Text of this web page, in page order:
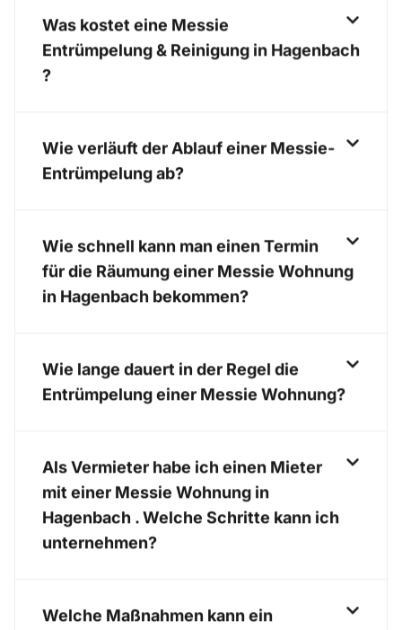
Was kostet eine Messie
Entrümpelung & Reinigung in Hagenbach
?
Wie verläuft der Ablauf einer Messie-
Entrümpelung ab?
Wie schnell kann man einen Termin
für die Räumung einer Messie Wohnung
in Hagenbach bekommen?
Wie lange dauert in der Regel die
Entrümpelung einer Messie Wohnung?
Als Vermieter habe ich einen Mieter
mit einer Messie Wohnung in
Hagenbach . Welche Schritte kann ich
unternehmen?
Welche Maßnahmen kann ein